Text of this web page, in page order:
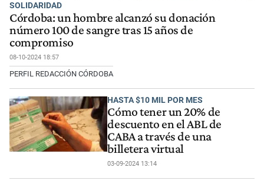
SOLIDARIDAD
Córdoba: un hombre alcanzó su donación
número 100 de sangre tras 15 años de
compromiso
08-10-2024 18:57
PERFIL REDACCIÓN CÓRDOBA
HASTA $10 MIL POR MES
Cómo tener un 20% de
descuento en el ABL de
CABA a través de una
billetera virtual
03-09-2024 13:14